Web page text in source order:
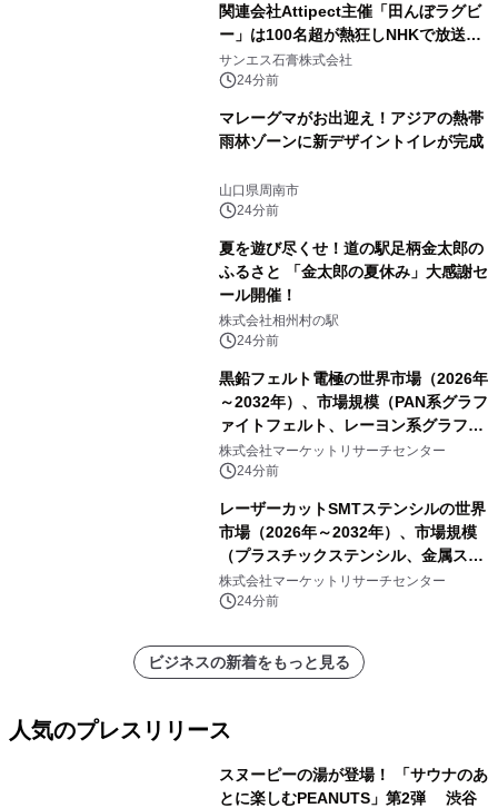
関連会社Attipect主催「田んぼラグビ
ー」は100名超が熱狂しNHKで放送さ
れました。
サンエス石膏株式会社
24分前
マレーグマがお出迎え！アジアの熱帯
雨林ゾーンに新デザイントイレが完成
山口県周南市
24分前
夏を遊び尽くせ！道の駅足柄金太郎の
ふるさと 「金太郎の夏休み」大感謝セ
ール開催！
株式会社相州村の駅
24分前
黒鉛フェルト電極の世界市場（2026年
～2032年）、市場規模（PAN系グラフ
ァイトフェルト、レーヨン系グラファ
イトフェルト、ピッチ系グラファイト
フェルト）・分析レポートを発表
株式会社マーケットリサーチセンター
24分前
レーザーカットSMTステンシルの世界
市場（2026年～2032年）、市場規模
（プラスチックステンシル、金属ステ
ンシル）・分析レポートを発表
株式会社マーケットリサーチセンター
24分前
ビジネスの新着をもっと見る
人気のプレスリリース
スヌーピーの湯が登場！ 「サウナのあ
とに楽しむPEANUTS」第2弾 渋谷